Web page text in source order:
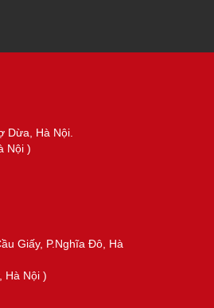
Dừa, Hà Nội.
Nội )
Giấy, P.Nghĩa Đô, Hà
Hà Nội )